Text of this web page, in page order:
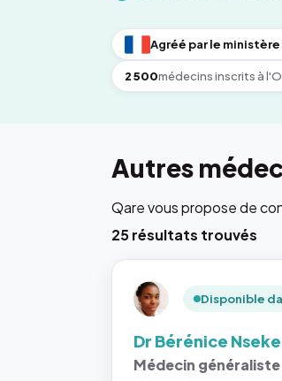
Agréé par le
2 500médecins inscrits à
Autres
Qare vous propose de
25 résultats trouvés
Disponible
Dr Bérénice
Médecin généraliste